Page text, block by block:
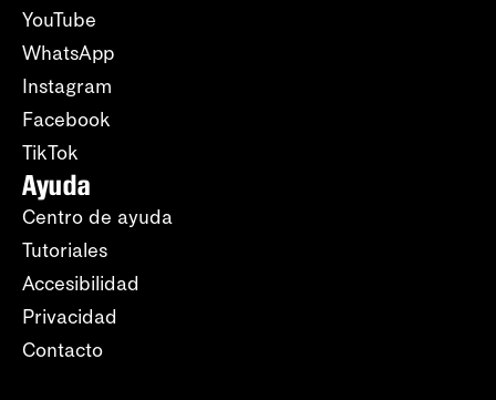
YouTube
WhatsApp
Instagram
Facebook
TikTok
Ayuda
Centro de ayuda
Tutoriales
Accesibilidad
Privacidad
Contacto